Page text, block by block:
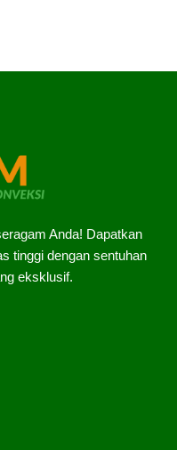
Anda! Dapatkan
tinggi dengan sentuhan
eksklusif.